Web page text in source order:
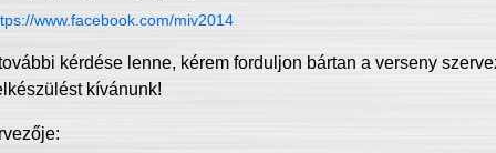
www.facebook.com/miv2014
kérdése lenne, kérem forduljon bártan a verseny
kívánunk!